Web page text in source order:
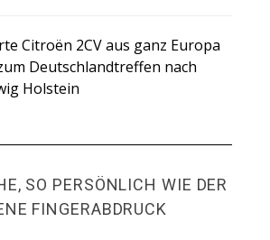
Citroën 2CV aus ganz Europa
Deutschlandtreffen nach
Holstein
SO PERSÖNLICH WIE DER
FINGERABDRUCK